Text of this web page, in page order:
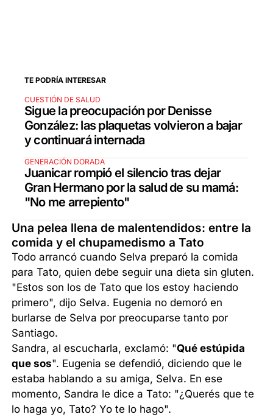
TE PODRÍA INTERESAR
CUESTIÓN DE SALUD
Sigue la preocupación por Denisse
González: las plaquetas volvieron a bajar
y continuará internada
GENERACIÓN DORADA
Juanicar rompió el silencio tras dejar
Gran Hermano por la salud de su mamá:
"No me arrepiento"
Una pelea llena de malentendidos: entre la
comida y el chupamedismo a Tato
Todo arrancó cuando Selva preparó la comida
para Tato, quien debe seguir una dieta sin gluten.
"Estos son los de Tato que los estoy haciendo
primero", dijo Selva. Eugenia no demoró en
burlarse de Selva por preocuparse tanto por
Santiago.
Sandra, al escucharla, exclamó: "Qué estúpida
que sos". Eugenia se defendió, diciendo que le
estaba hablando a su amiga, Selva. En ese
momento, Sandra le dice a Tato: "¿Querés que te
lo haga yo, Tato? Yo te lo hago".